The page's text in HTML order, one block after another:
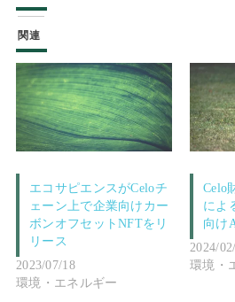
関連
エコサピエンスがCeloチ
ェーン上で企業向けカー
ボンオフセットNFTをリ
リース
2023/07/18
環境・エネルギー
Celo
によ
向け
2024/
環境・